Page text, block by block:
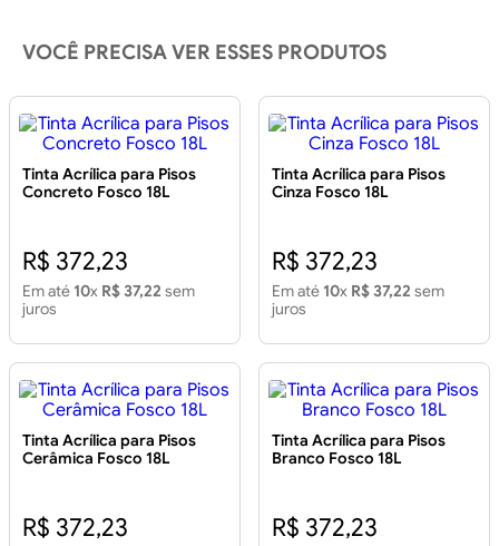
VOCÊ PRECISA VER ESSES PRODUTOS
Tinta Acrílica para Pisos
Concreto Fosco 18L
R$ 372,23
Em até 10x R$ 37,22 sem
juros
Tinta Acrílica para Pisos
Cinza Fosco 18L
R$ 372,23
Em até 10x R$ 37,22 sem
juros
Tinta Acrílica para Pisos
Cerâmica Fosco 18L
R$ 372,23
Tinta Acrílica para Pisos
Branco Fosco 18L
R$ 372,23